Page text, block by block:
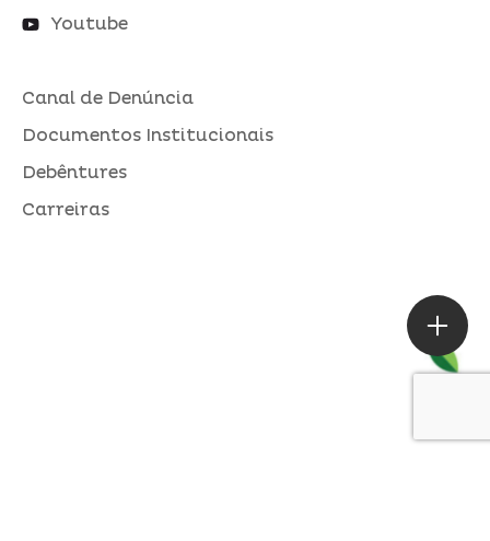
Youtube
Canal de Denúncia
Documentos Institucionais
Debêntures
Carreiras